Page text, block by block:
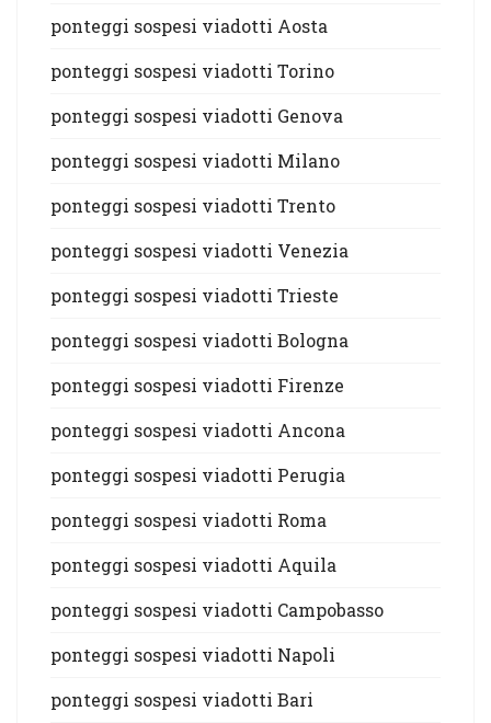
ponteggi sospesi viadotti Aosta
ponteggi sospesi viadotti Torino
ponteggi sospesi viadotti Genova
ponteggi sospesi viadotti Milano
ponteggi sospesi viadotti Trento
ponteggi sospesi viadotti Venezia
ponteggi sospesi viadotti Trieste
ponteggi sospesi viadotti Bologna
ponteggi sospesi viadotti Firenze
ponteggi sospesi viadotti Ancona
ponteggi sospesi viadotti Perugia
ponteggi sospesi viadotti Roma
ponteggi sospesi viadotti Aquila
ponteggi sospesi viadotti Campobasso
ponteggi sospesi viadotti Napoli
ponteggi sospesi viadotti Bari